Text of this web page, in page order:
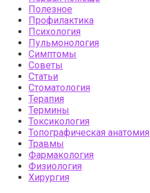
Полезное
Профилактика
Психология
Пульмонология
Симптомы
Советы
Статьи
Стоматология
Терапия
Термины
Токсикология
Топографическая анатомия
Травмы
Фармакология
Физиология
Хирургия